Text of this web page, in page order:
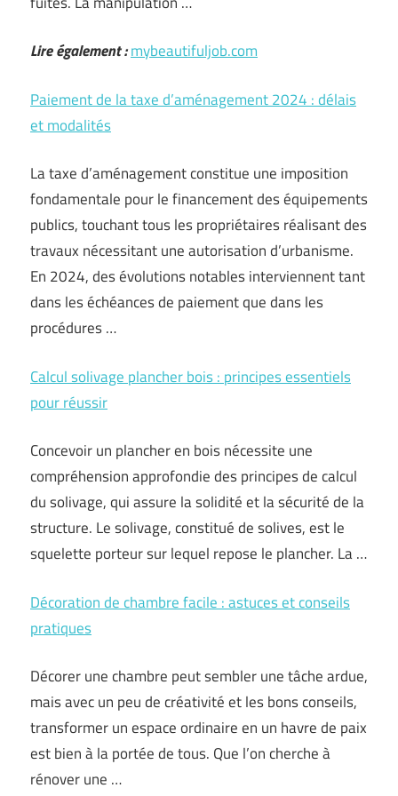
Lire également :mybeautifuljob.com
Paiement de la taxe d’aménagement 2024 : délais
et modalités
La taxe d’aménagement constitue une imposition
fondamentale pour le financement des équipements
publics, touchant tous les propriétaires réalisant des
travaux nécessitant une autorisation d’urbanisme.
En 2024, des évolutions notables interviennent tant
dans les échéances de paiement que dans les
procédures …
Calcul solivage plancher bois : principes essentiels
pour réussir
Concevoir un plancher en bois nécessite une
compréhension approfondie des principes de calcul
du solivage, qui assure la solidité et la sécurité de la
structure. Le solivage, constitué de solives, est le
squelette porteur sur lequel repose le plancher. La …
Décoration de chambre facile : astuces et conseils
pratiques
Décorer une chambre peut sembler une tâche ardue,
mais avec un peu de créativité et les bons conseils,
transformer un espace ordinaire en un havre de paix
est bien à la portée de tous. Que l’on cherche à
rénover une …